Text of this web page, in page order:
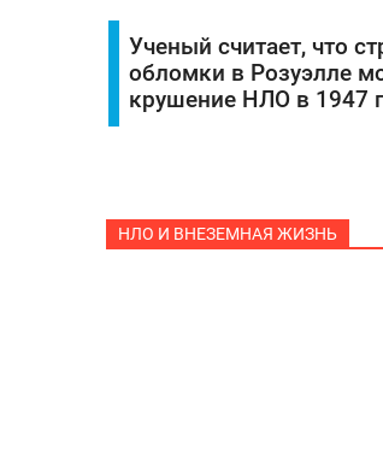
Ученый считает, что
обломки в Розуэлле
крушение НЛО в 1947
НЛО И ВНЕЗЕМНАЯ ЖИЗНЬ